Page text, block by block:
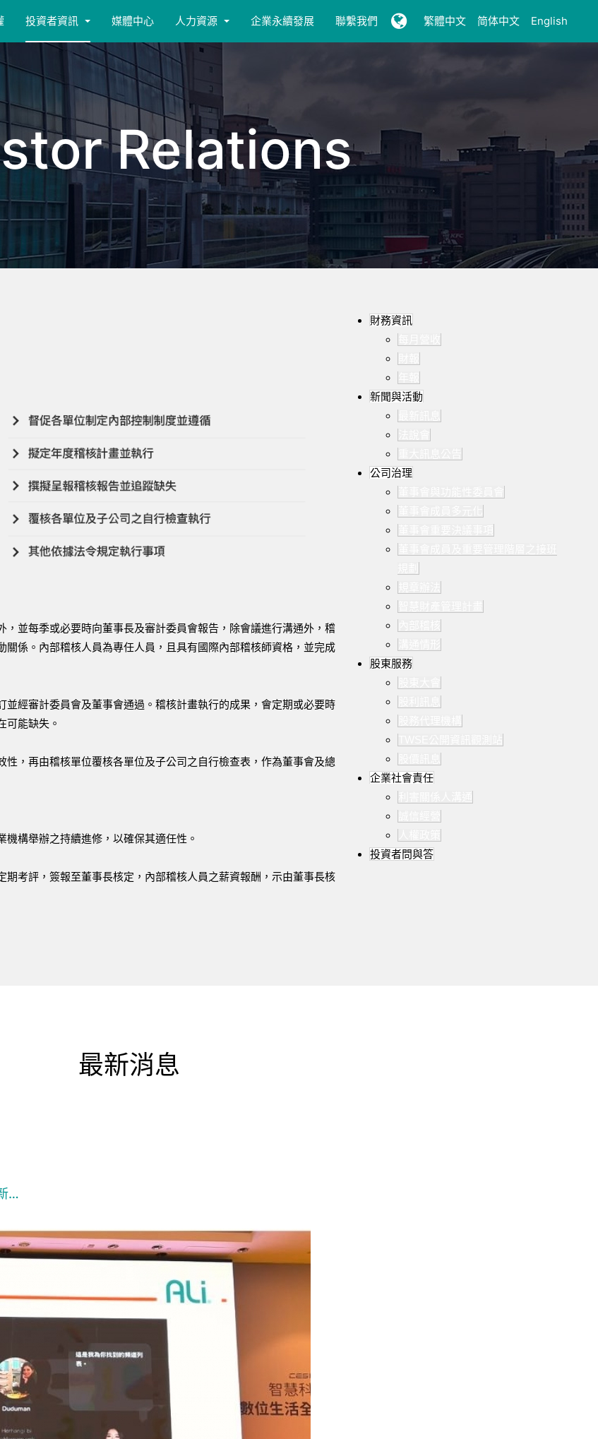
投資者資訊 媒體中心 人力資源 企業永續發展 聯繫我們 繁體中文 简体中文 English
Relations
並每季或必要時向董事長及審計委員會報告，除會議進行溝通外，稽
係。內部稽核人員為專任人員，且具有國際內部稽核師資格，並完成
經審計委員會及董事會通過。稽核計畫執行的成果，會定期或必要時
可能缺失。
，再由稽核單位覆核各單位及子公司之自行檢查表，作為董事會及總
構舉辦之持續進修，以確保其適任性。
考評，簽報至董事長核定，內部稽核人員之薪資報酬，示由董事長核
財務資訊
新聞與活動
公司治理
股東服務
企業社會責任
投資者問與答
最新消息
…